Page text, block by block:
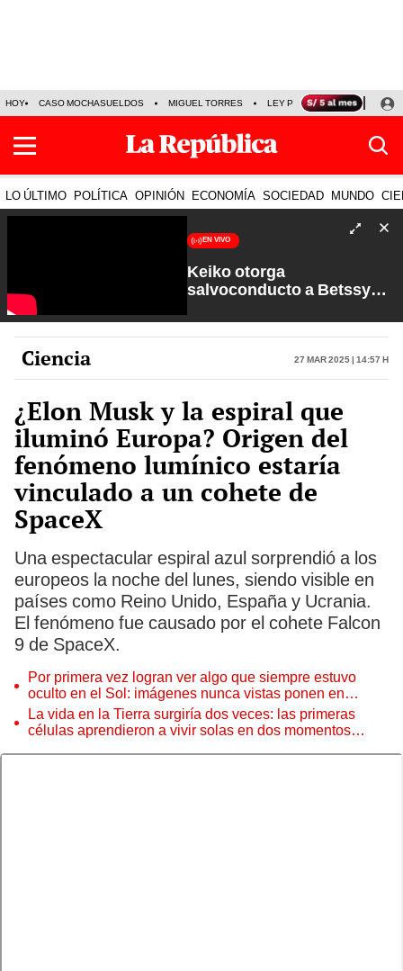
HOY CASO MOCHASUELDOS MIGUEL TORRES LEY PULPÍN PRECIO DEL
LO ÚLTIMO POLÍTICA OPINIÓN ECONOMÍA SOCIEDAD MUNDO
EN VIVO
Keiko otorga
salvoconducto a Betssy
Petroperú | Sin Guion con
Rosa María Palacios
Ciencia 27 Mar 2025 | 14:57 h
¿Elon Musk y la espiral que
iluminó Europa? Origen del
fenómeno lumínico estaría
vinculado a un cohete de
SpaceX
Una espectacular espiral azul sorprendió a los
europeos la noche del lunes, siendo visible en
países como Reino Unido, España y Ucrania.
El fenómeno fue causado por el cohete Falcon
9 de SpaceX.
Por primera vez logran ver algo que siempre estuvo
oculto en el Sol: imágenes nunca vistas ponen en
aprietos a científicos
La vida en la Tierra surgiría dos veces: las primeras
células aprendieron a vivir solas en dos momentos